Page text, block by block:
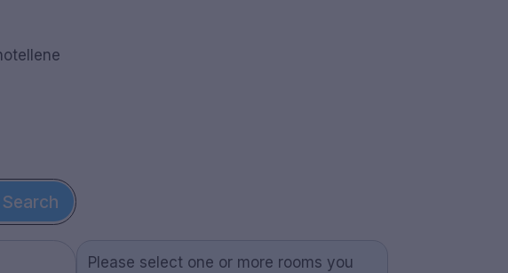
Please select one or more rooms you